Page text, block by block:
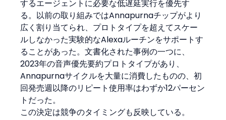
するエージェントに必要な低遅延実行を優先す
る。以前の取り組みではAnnapurnaチップがより
広く割り当てられ、プロトタイプを超えてスケー
ルしなかった実験的なAlexaルーチンをサポートす
ることがあった。文書化された事例の一つに、
2023年の音声優先要約プロトタイプがあり、
Annapurnaサイクルを大量に消費したものの、初
回発売週以降のリピート使用率はわずか12パーセン
トだった。
この決定は競争のタイミングも反映している。